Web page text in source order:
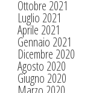
Ottobre 2021
Luglio 2021
Aprile 2021
Gennaio 2021
Dicembre 2020
Agosto 2020
Giugno 2020